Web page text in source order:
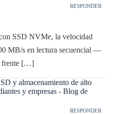
RESPONDER
SSD NVMe, la velocidad
MB/s en lectura secuencial —
frente […]
y almacenamiento de alto
y empresas - Blog de
RESPONDER